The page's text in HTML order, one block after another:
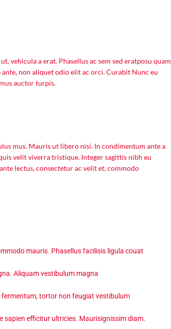
vehicula a erat. Phasellus ac sem sed eratposu quam
non aliquet odio elit ac orci. Curabit Nunc eu
auctor turpis.
mus. Mauris ut libero nisi. In condimentum ante a
velit viverra tristique. Integer sagittis nibh eu
lectus, consectetur ac velit et, commodo
mauris. Phasellus facilisis ligula couat
Aliquam vestibulum magna
tortor non feugiat vestibulum
sapien efficitur ultricies. Maurisignissim diam.